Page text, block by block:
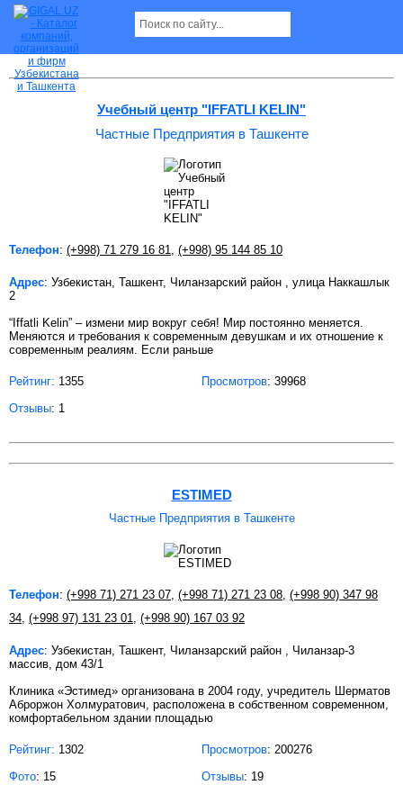
Частные Предприятия в Ташкенте
Учебный центр "IFFATLI KELIN"
Частные Предприятия в Ташкенте
Телефон: (+998) 71 279 16 81 (+998) 95 144 85 10
Адрес: Узбекистан, Ташкент, Чиланзарский район , улица Наккашлык
2
“Iffatli Kelin” – измени мир вокруг себя! Мир постоянно меняется.
Меняются и требования к современным девушкам и их отношение к
современным реалиям. Если раньше
Рейтинг: 1355 Просмотров: 39968
Отзывы: 1
ESTIMED
Частные Предприятия в Ташкенте
Телефон: (+998 71) 271 23 07, (+998 71) 271 23 08, (+998 90) 347 98
34, (+998 97) 131 23 01, (+998 90) 167 03 92
Адрес: Узбекистан, Ташкент, Чиланзарский район , Чиланзар-3
массив, дом 43/1
Клиника «Эстимед» организована в 2004 году, учредитель Шерматов
Аброржон Холмуратович, расположена в собственном современном,
комфортабельном здании площадью
Рейтинг: 1302 Просмотров: 200276
Фото: 15 Отзывы: 19